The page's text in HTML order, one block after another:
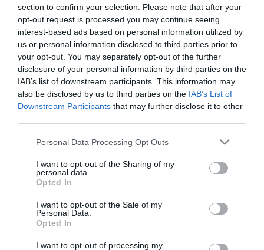
section to confirm your selection. Please note that after your
opt-out request is processed you may continue seeing
interest-based ads based on personal information utilized by
us or personal information disclosed to third parties prior to
your opt-out. You may separately opt-out of the further
disclosure of your personal information by third parties on the
IAB’s list of downstream participants. This information may
also be disclosed by us to third parties on the IAB’s List of
Downstream Participants that may further disclose it to other
Please note that this website/app uses one or more Google
not limited to your visit or usage behaviour. You may click to
grant or deny consent to Google and its third-party tags to
use your data for below specified purposes in below Google
consent section.
Personal Data Processing Opt Outs
I want to opt-out of the Sharing of my
personal data.
Opted In
I want to opt-out of the Sale of my
Personal Data.
Opted In
I want to opt-out of processing my
A mostani kutatás során a tudósok több éven át követték a két
csimpánzpopuláció viselkedését, és 499 gyümölcsmintát
elemeztek különböző fajokból. A vizsgálatok kimutatták, hogy a
gyümölcsök átlagos alkoholtartalma 0,31–0,32 százalék volt,
vagyis egy-egy falatban kimutatható mennyiségű etanol rejtőzött.
Ez alapján számították ki a napi átlagos alkoholfogyasztást.
A kutatás jelentősége abban áll, hogy közelebb visz a kérdéshez,
miért alakult ki az embernél az alkohol iránti vonzalom. A
tanulmányhoz nem kapcsolódó Matthew Carrigan molekuláris
de izgalmasak, mert új irányt adhatnak az emberi alkoholhasználat
és függőség evolúciós hátterének feltárásához. Hozzátette
ugyanakkor, hogy az adatokban nagy a bizonytalanság, hiszen a
csimpánzok napi alkoholfogyasztása akár négyszeres eltérést is
mutathatott a mért átlaghoz képest.
csimpánzok tudatosan választják-e a különböző erjedési fokú
gyümölcsöket, vagy véletlenszerűen jutnak hozzá az alkoholhoz. A
tudósok egyetértenek abban, hogy a főemlősök és az emberek